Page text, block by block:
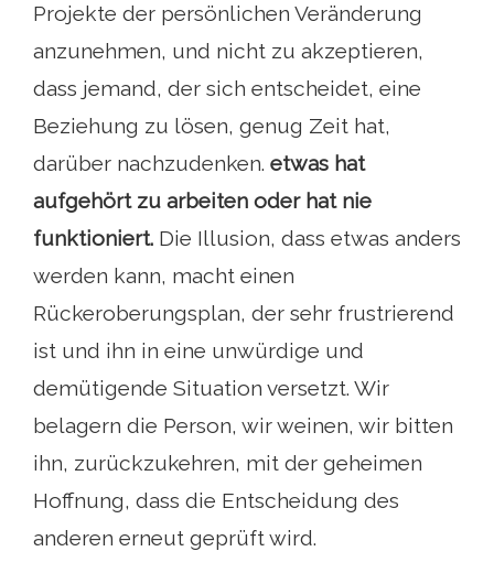
Projekte der persönlichen Veränderung
anzunehmen, und nicht zu akzeptieren,
dass jemand, der sich entscheidet, eine
Beziehung zu lösen, genug Zeit hat,
darüber nachzudenken. etwas hat
aufgehört zu arbeiten oder hat nie
funktioniert. Die Illusion, dass etwas anders
werden kann, macht einen
Rückeroberungsplan, der sehr frustrierend
ist und ihn in eine unwürdige und
demütigende Situation versetzt. Wir
belagern die Person, wir weinen, wir bitten
ihn, zurückzukehren, mit der geheimen
Hoffnung, dass die Entscheidung des
anderen erneut geprüft wird.